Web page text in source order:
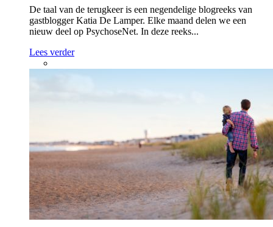
De taal van de terugkeer is een negendelige blogreeks van
gastblogger Katia De Lamper. Elke maand delen we een
nieuw deel op PsychoseNet. In deze reeks...
Lees verder